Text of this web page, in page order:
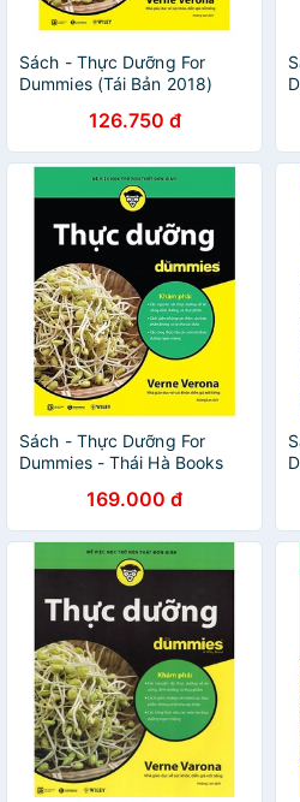
Sách - Thực Dưỡng For
Dummies (Tái Bản 2018)
126.750 đ
Sách - Thực Dưỡng For
Dummies - Thái Hà Books
169.000 đ